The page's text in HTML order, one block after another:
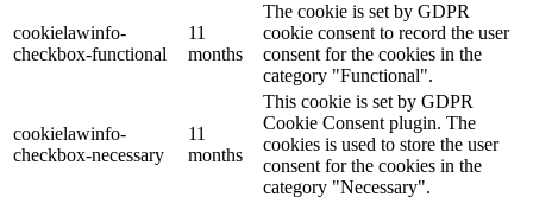
cookielawinfo-
checkbox-functional
11
months
The cookie is set by GDPR
cookie consent to record the user
consent for the cookies in the
category "Functional".
cookielawinfo-
checkbox-necessary
11
months
This cookie is set by GDPR
Cookie Consent plugin. The
cookies is used to store the user
consent for the cookies in the
category "Necessary".